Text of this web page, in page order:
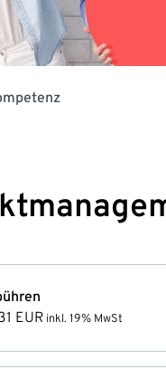
EURinkl. 19% MwSt